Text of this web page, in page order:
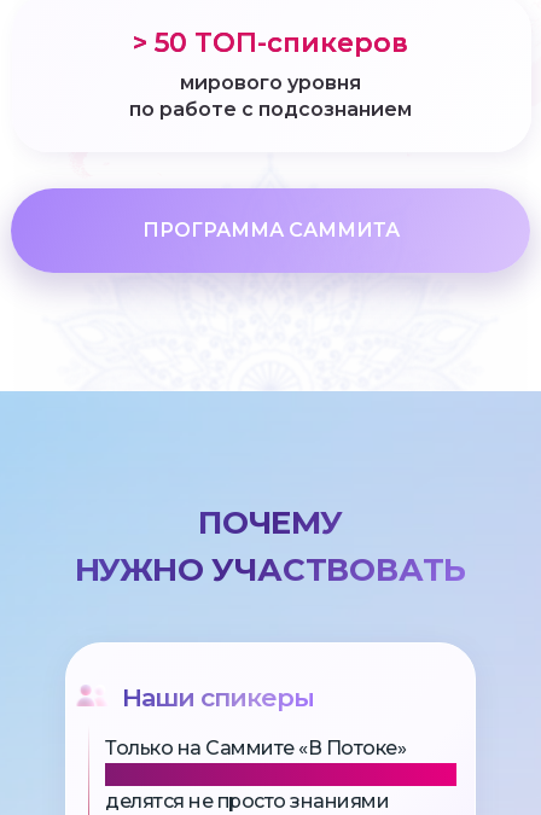
мирового уровня
по работе с подсознанием
> 50 ТОП-спикеров
ПРОГРАММА САММИТА
Наши спикеры
Только на Саммите «В Потоке»
делятся не просто знаниями
ПОЧЕМУ
НУЖНО УЧАСТВОВАТЬ